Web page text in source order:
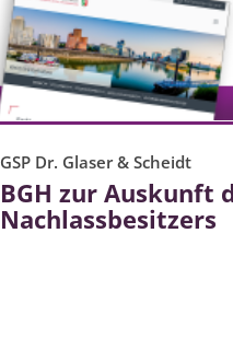
GSP Dr. Glaser & Scheidt
BGH zur Auskunft
Nachlassbesitzers